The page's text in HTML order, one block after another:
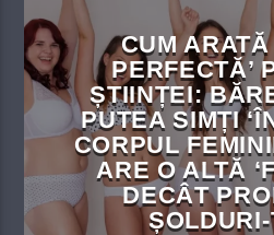
CUM ARATĂ
PERFECTĂ’
ȘTIINȚEI:
PUTEA SIMȚI
CORPUL
ARE O ALTĂ
DECÂT